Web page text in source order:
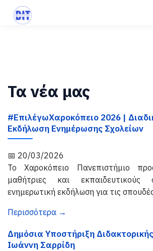
Τα νέα μας
#ΕπιλέγωΧαροκόπειο 2026 |
Εκδήλωση Ενημέρωσης Σχολείων
📅 20/03/2026
Το Χαροκόπειο Πανεπιστήμιο
μαθήτριες και εκπαιδευτικούς
ενημερωτική εκδήλωση για τις
Περισσότερα →
Δημόσια Υποστήριξη
Ιωάννη Σαρρίδη